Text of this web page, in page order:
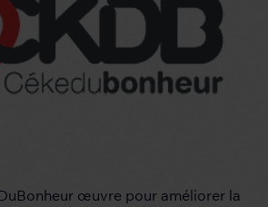
œuvre pour améliorer la